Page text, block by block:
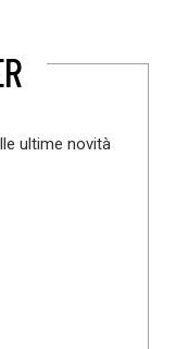
ultime novità